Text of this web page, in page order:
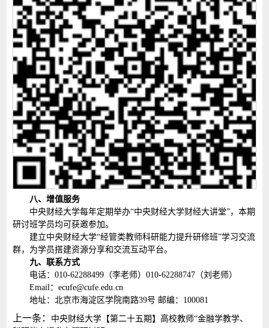
八、增值服务
中央财经大学每年定期举办“中央财经大学财经大讲堂”，本期
研讨班学员均可获邀参加。
建立中央财经大学“经管类教师科研能力提升研修班”学习交流
群，为学员搭建资源分享和交流互动平台。
九、联系方式
电话：010-62288499（李老师）010-62288747（刘老师）
Email：ecufe@cufe.edu.cn
地址：北京市海淀区学院南路39号 邮编：100081
上一条：
中央财经大学【第二十五期】高校教师“金融学教学、